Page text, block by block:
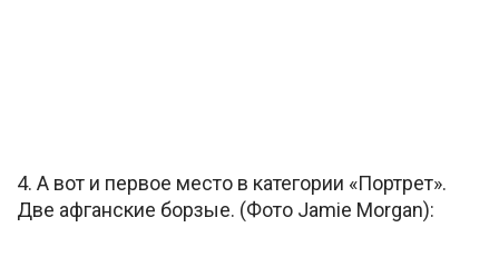
4. А вот и первое место в категории «Портрет».
Две афганские борзые. (Фото Jamie Morgan):